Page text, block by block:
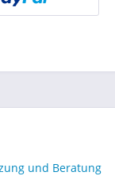
und Beratung